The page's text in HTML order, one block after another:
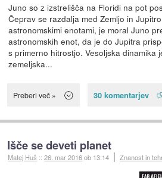
Juno so z izstrelišča na Floridi na pot
Čeprav se razdalja med Zemljo in
astronomskimi enotami, je moral Juno
astronomskih enot, da je do Jupitra
s primerno hitrostjo. Vesoljska dinamika
zemeljska...
Preberi več » 30 komentarjev
Išče se deveti planet
Matej Huš ::26. mar 2016ob 13:14 Znanost in